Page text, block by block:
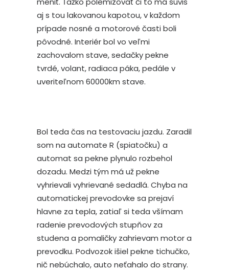
aj s tou lakovanou kapotou, v každom
prípade nosné a motorové časti boli
pôvodné. Interiér bol vo veľmi
zachovalom stave, sedačky pekne
tvrdé, volant, radiaca páka, pedále v
uveriteľnom 60000km stave.
Bol teda čas na testovaciu jazdu. Zaradil
som na automate R (spiatočku) a
automat sa pekne plynulo rozbehol
dozadu. Medzi tým má už pekne
vyhrievali vyhrievané sedadlá. Chyba na
automatickej prevodovke sa prejaví
hlavne za tepla, zatiaľ si teda všímam
radenie prevodových stupňov za
studena a pomaličky zahrievam motor a
prevodku. Podvozok išiel pekne tichučko,
nič nebúchalo, auto neťahalo do strany.